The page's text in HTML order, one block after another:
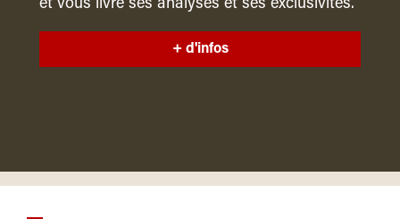
et vous livre ses analyses et ses exclusivités.
+ d'infos